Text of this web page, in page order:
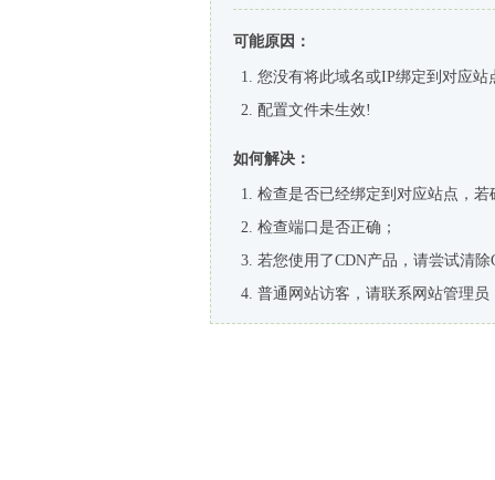
可能原因：
您没有将此域名或IP绑定到对应站
配置文件未生效!
如何解决：
检查是否已经绑定到对应站点，
检查端口是否正确；
若您使用了CDN产品，请尝试清除
普通网站访客，请联系网站管理员